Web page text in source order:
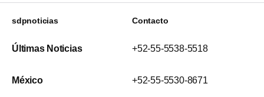
sdpnoticias
Últimas Noticias
México
Contacto
+52-55-5538-5518
+52-55-5530-8671